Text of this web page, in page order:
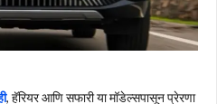
, हॅरियर आणि सफारी या मॉडेल्सपासून प्रेरणा